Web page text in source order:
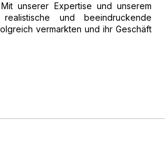
unserer Expertise und unserem
und beeindruckende
vermarkten und ihr Geschäft